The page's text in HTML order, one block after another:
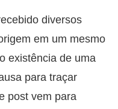
diversos
em um mesmo
existência de uma
para traçar
post vem para